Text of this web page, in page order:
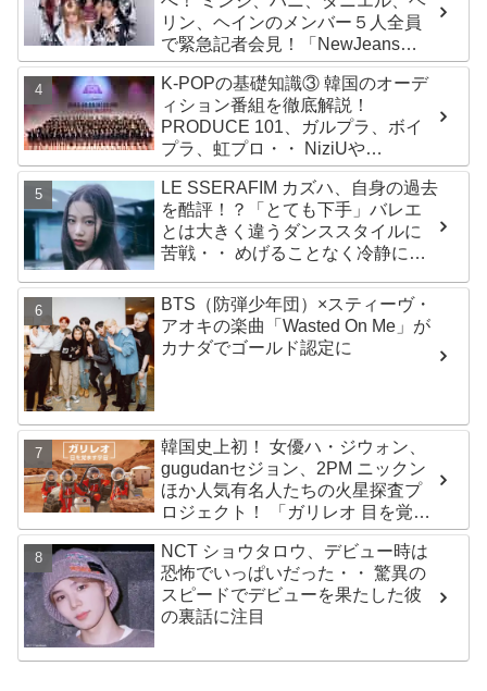
リン、ヘインのメンバー５人全員
で緊急記者会見！「NewJeans
never dies!」と微笑みの宣言！
ADOR側、2029年まで契約有効と
主張
K-POPの基礎知識③ 韓国のオーデ
ィション番組を徹底解説！
PRODUCE 101、ガルプラ、ボイ
プラ、虹プロ・・ NiziUや
Kep1er、ZEROBASEONEら人気
グループが続々と誕生！ JO1や
INI、ME:Iを生んだ日プまで一挙紹
介
LE SSERAFIM カズハ、自身の過去
を酷評！？「とても下手」バレエ
とは大きく違うダンススタイルに
苦戦・・ めげることなく冷静に努
BTS（防弾少年団）×スティーヴ・
アオキの楽曲「Wasted On Me」が
カナダでゴールド認定に
韓国史上初！ 女優ハ・ジウォン、
gugudanセジョン、2PM ニックン
ほか人気有名人たちの火星探査プ
ロジェクト！ 「ガリレオ 目を覚ま
す宇宙」10月10日（水）日本初放
送決定
NCT ショウタロウ、デビュー時は
恐怖でいっぱいだった・・ 驚異の
スピードでデビューを果たした彼
の裏話に注目